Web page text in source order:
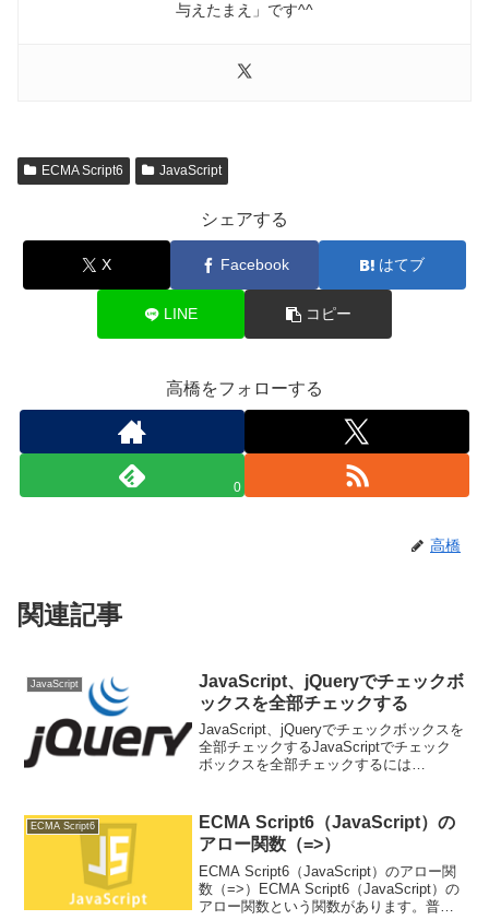
与えたまえ」です^^
ECMA Script6 JavaScript
シェアする
X Facebook はてブ
LINE コピー
高橋をフォローする
0
高橋
関連記事
JavaScript
JavaScript、jQueryでチェックボ
ックスを全部チェックする
JavaScript、jQueryでチェックボックスを
全部チェックするJavaScriptでチェック
ボックスを全部チェックするには
ます。<!D...
ECMA Script6
ECMA Script6（JavaScript）の
アロー関数（=>）
ECMA Script6（JavaScript）のアロー関
数（=>）ECMA Script6（JavaScript）の
アロー関数という関数があります。普通